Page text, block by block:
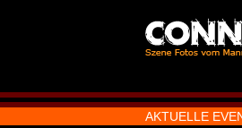
AKTUELLE